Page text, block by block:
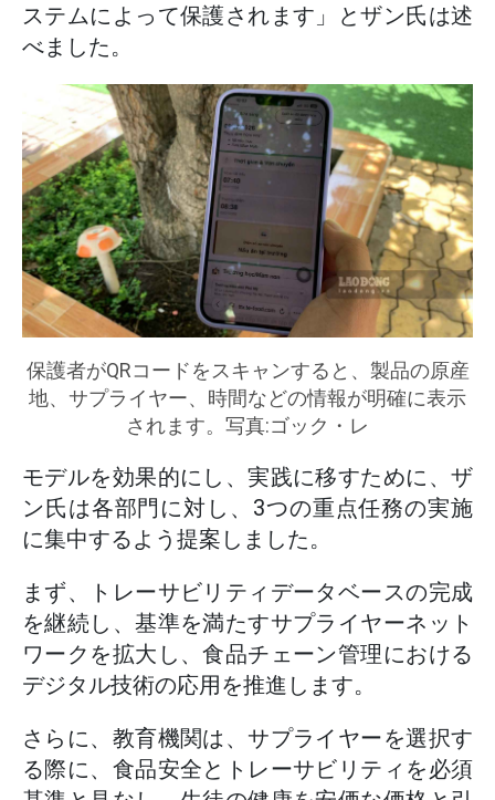
ステムによって保護されます」とザン氏は述
べました。
保護者がQRコードをスキャンすると、製品の原産
地、サプライヤー、時間などの情報が明確に表示
されます。写真:ゴック・レ
モデルを効果的にし、実践に移すために、ザ
ン氏は各部門に対し、3つの重点任務の実施
に集中するよう提案しました。
まず、トレーサビリティデータベースの完成
を継続し、基準を満たすサプライヤーネット
ワークを拡大し、食品チェーン管理における
デジタル技術の応用を推進します。
さらに、教育機関は、サプライヤーを選択す
る際に、食品安全とトレーサビリティを必須